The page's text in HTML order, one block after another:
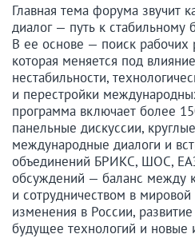
Главная тема форума звучит
диалог — путь к стабильному
В ее основе — поиск
которая меняется под
нестабильности,
и перестройки
программа включает более
панельные дискуссии,
международные диалоги и
объединений БРИКС, ШОС,
обсуждений — баланс между
и сотрудничеством в
изменения в России,
будущее технологий и новые